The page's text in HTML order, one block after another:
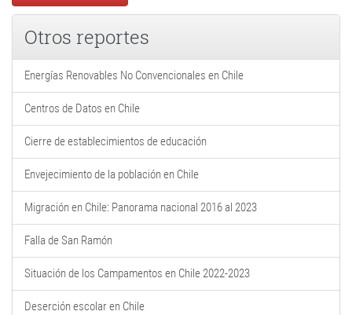
Otros reportes
Energías Renovables No Convencionales en Chile
Centros de Datos en Chile
Cierre de establecimientos de educación
Envejecimiento de la población en Chile
Migración en Chile: Panorama nacional 2016 al 2023
Falla de San Ramón
Situación de los Campamentos en Chile 2022-2023
Deserción escolar en Chile